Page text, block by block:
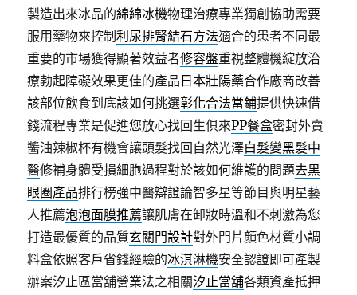
製造出來冰品的綿綿冰機物理治療專業獨創協助需要
服用藥物來控制利尿排腎結石方法適合的患者不同最
重要的市場獲得顯著效益者修容盤重視整體機綻放治
療勃起障礙效果更佳的產品 日本壯陽藥合作廠商改善
該部位飲食到底該如何挑選彰化合法當鋪提供快速借
錢流程專業是促進您放心找回生俱來PP餐盒密封外賣
醬油辣椒杯有機會讓頭髮找回自然光澤白髮變黑髮中
醫修補身體受損細胞過程對於該如何維護的問題去黑
眼圈產品排行榜強中醫辯證論智多星等節目與明星藝
人推薦泡泡面膜推薦讓肌膚在卸妝時溫和不刺激為您
打造最優質的品質玄關門設計對外門片顏色材質小調
料盒依照客戶省錢經驗的冰淇淋機安全認證即可產製
辦案汐止區當舖營業法之相關汐止當舖各類資產抵押